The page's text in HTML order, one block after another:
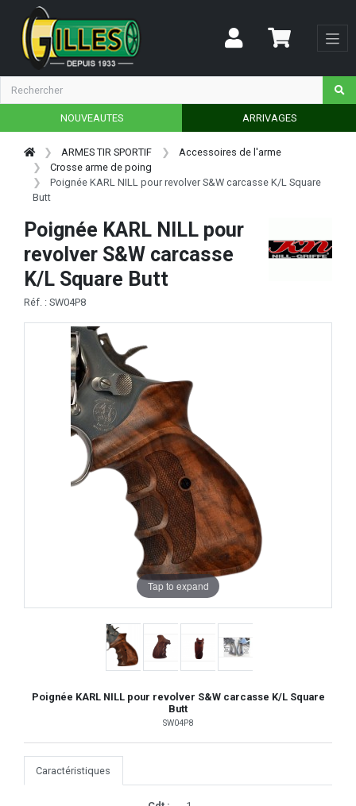
NOUVEAUTES ARRIVAGES
ARMES TIR SPORTIF
Accessoires de l'arme
Crosse arme de poing
Poignée KARL NILL pour revolver S&W carcasse K/L Square
Butt
Poignée KARL NILL pour
revolver S&W carcasse
K/L Square Butt
Réf. : SW04P8
Tap to expand
Poignée KARL NILL pour revolver S&W carcasse K/L Square
Butt
SW04P8
Caractéristiques